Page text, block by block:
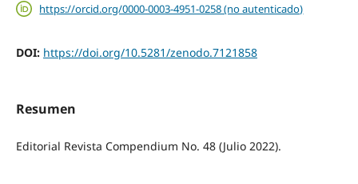
https://orcid.org/0000-0003-4951-0258 (no autenticado)
DOI: https://doi.org/10.5281/zenodo.7121858
Resumen
Editorial Revista Compendium No. 48 (Julio 2022).